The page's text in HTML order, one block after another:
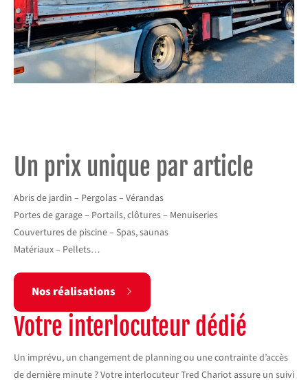
Un prix unique par article
Abris de jardin – Pergolas – Vérandas
Portes de garage – Portails, clôtures – Menuiseries
Couvertures de piscine – Spas, saunas
Matériaux – Pellets…
Nos réalisations
Votre interlocuteur dédié
Un imprévu, un changement de planning ou une contrainte d’accès
de dernière minute ? Votre interlocuteur Tred Chariot assure un suivi